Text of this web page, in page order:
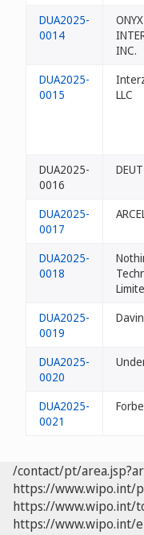
DUA2025-
0014
ONYX
INC.
DUA2025-
0015
LLC
DUA2025-
0016
DUA2025-
0017
DUA2025-
0018
DUA2025-
0019
DUA2025-
0020
DUA2025-
0021
/contact/pt/
https://www.wipo.int/
https://www.wipo.int/
https://www.wipo.int/